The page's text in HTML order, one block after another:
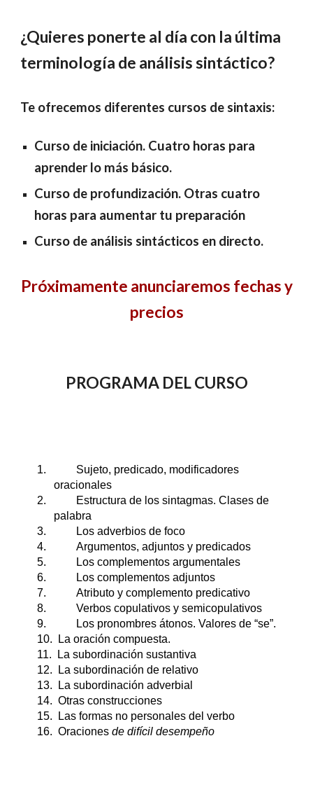
¿Quieres ponerte al día con la última
terminología de análisis sintáctico?
Te ofrecemos diferentes cursos de sintaxis:
Curso de iniciación. Cuatro horas para
aprender lo más básico.
Curso de profundización. Otras cuatro
horas para aumentar tu preparación
Curso de análisis sintácticos en directo.
Próximamente anunciaremos fechas y
precios
PROGRAMA DEL CURSO
1.
Sujeto, predicado, modificadores
oracionales
2.
Estructura de los sintagmas. Clases de
palabra
3.
Los adverbios de foco
4.
Argumentos, adjuntos y predicados
5.
Los complementos argumentales
6.
Los complementos adjuntos
7.
Atributo y complemento predicativo
8.
Verbos copulativos y semicopulativos
9.
Los pronombres átonos. Valores de “se”.
10.
La oración compuesta.
11.
La subordinación sustantiva
12.
La subordinación de relativo
13.
La subordinación adverbial
14. Otras construcciones
15.
Las formas no personales del verbo
16. Oracionesde difícil desempeño